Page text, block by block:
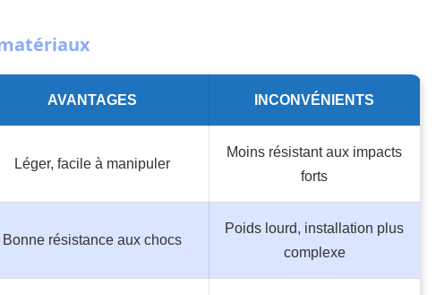
AVANTAGES INCONVÉNIENTS
Léger, facile à manipuler
Moins résistant aux impacts
forts
Bonne résistance aux chocs
Poids lourd, installation plus
complexe